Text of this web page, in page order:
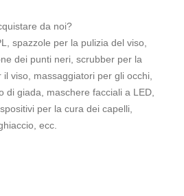
da noi?
spazzole per la pulizia del viso,
dei punti neri, scrubber per la
viso, massaggiatori per gli occhi,
di giada, maschere facciali a LED,
per la cura dei capelli,
ecc.